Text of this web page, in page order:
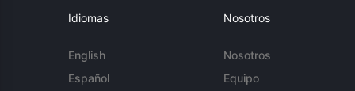
Idiomas
English
Español
Nosotros
Nosotros
Equipo